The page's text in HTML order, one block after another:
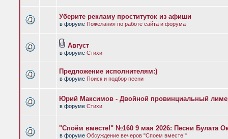
Уберите рекламу проституток из афиши
в форуме Пожелания по работе сайта и форума
Август
в форуме Стихи
Предложение исполнителям:)
в форуме Поиск и подбор песни
Юрий Максимов - Двойной провинциальный
в форуме Стихи
"Споём вместе!" №160 9 мая 2026: Песни Булата
в форуме Обсуждение вечеров "Споем вместе!"